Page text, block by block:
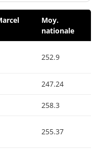
Moy.
nationale
252.9
247.24
258.3
255.37